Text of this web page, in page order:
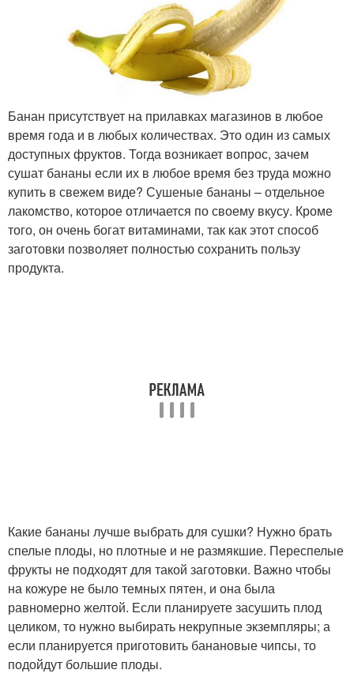
Банан присутствует на прилавках магазинов в любое
время года и в любых количествах. Это один из самых
доступных фруктов. Тогда возникает вопрос, зачем
сушат бананы если их в любое время без труда можно
купить в свежем виде? Сушеные бананы – отдельное
лакомство, которое отличается по своему вкусу. Кроме
того, он очень богат витаминами, так как этот способ
заготовки позволяет полностью сохранить пользу
продукта.
Какие бананы лучше выбрать для сушки? Нужно брать
спелые плоды, но плотные и не размякшие. Переспелые
фрукты не подходят для такой заготовки. Важно чтобы
на кожуре не было темных пятен, и она была
равномерно желтой. Если планируете засушить плод
целиком, то нужно выбирать некрупные экземпляры; а
если планируется приготовить банановые чипсы, то
подойдут большие плоды.